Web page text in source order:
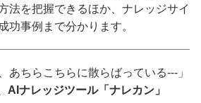
法を把握できるほか、ナレッジサイ
功事例まで分かります。
あちらこちらに散らばっている---」
AIナレッジツール「ナレカン」